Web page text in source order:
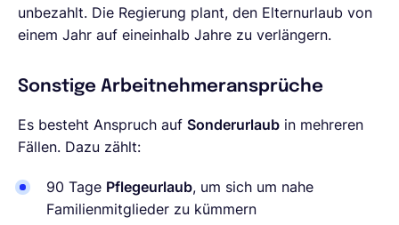
unbezahlt. Die Regierung plant, den Elternurlaub von
einem Jahr auf eineinhalb Jahre zu verlängern.
Sonstige Arbeitnehmeransprüche
Es besteht Anspruch auf Sonderurlaub in mehreren
Fällen. Dazu zählt:
90 Tage Pflegeurlaub, um sich um nahe
Familienmitglieder zu kümmern